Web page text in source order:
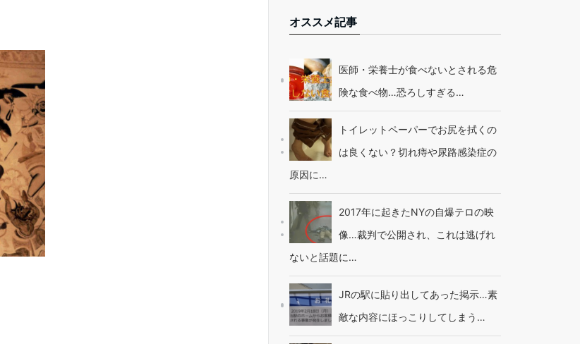
オススメ記事
医師・栄養士が食べないとされる危
険な食べ物…恐ろしすぎる…
トイレットペーパーでお尻を拭くの
は良くない？切れ痔や尿路感染症の
原因に…
2017年に起きたNYの自爆テロの映
像…裁判で公開され、これは逃げれ
ないと話題に…
JRの駅に貼り出してあった掲示…素
敵な内容にほっこりしてしまう…